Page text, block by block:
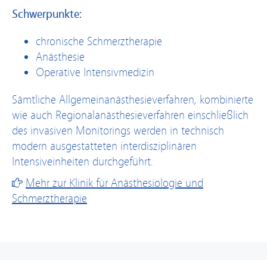
Schwerpunkte:
chronische Schmerztherapie
Anästhesie
Operative Intensivmedizin
Sämtliche Allgemeinanästhesieverfahren, kombinierte
wie auch Regionalanästhesieverfahren einschließlich
des invasiven Monitorings werden in technisch
modern ausgestatteten interdisziplinären
Intensiveinheiten durchgeführt.
Mehr zur Klinik für Anästhesiologie und
Schmerztherapie